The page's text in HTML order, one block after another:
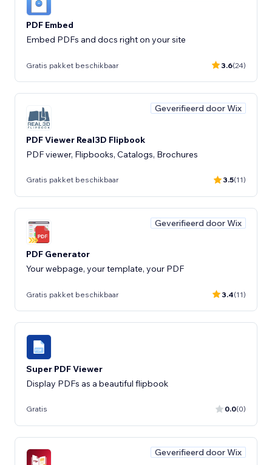
PDF Embed
Embed PDFs and docs right on your site
Gratis pakket beschikbaar 3.6(24)
Geverifieerd door Wix
PDF Viewer Real3D Flipbook
PDF viewer, Flipbooks, Catalogs, Brochures
Gratis pakket beschikbaar 3.5(11)
Geverifieerd door Wix
PDF Generator
Your webpage, your template, your PDF
Gratis pakket beschikbaar 3.4(11)
Super PDF Viewer
Display PDFs as a beautiful flipbook
Gratis 0.0(0)
Geverifieerd door Wix